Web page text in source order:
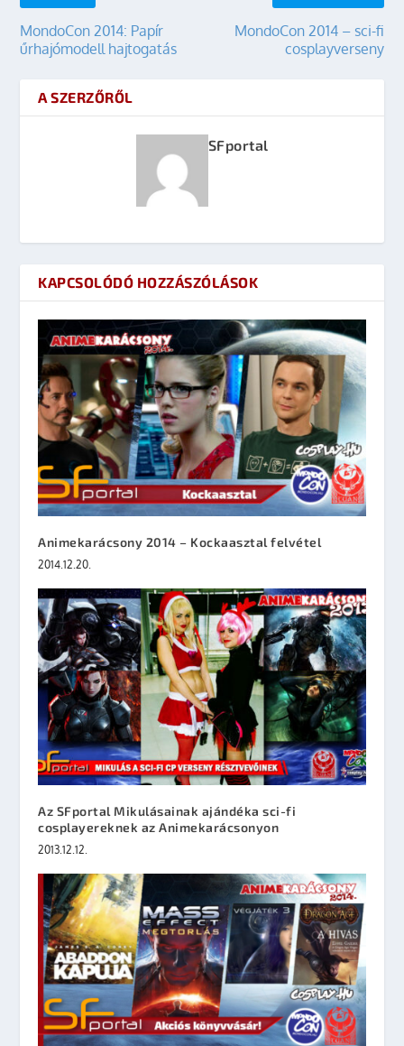
MondoCon 2014: Papír
űrhajómodell hajtogatás
MondoCon 2014 – sci-fi
cosplayverseny
A SZERZŐRŐL
SFportal
KAPCSOLÓDÓ HOZZÁSZÓLÁSOK
Animekarácsony 2014 – Kockaasztal felvétel
2014.12.20.
Az SFportal Mikulásainak ajándéka sci-fi
cosplayereknek az Animekarácsonyon
2013.12.12.